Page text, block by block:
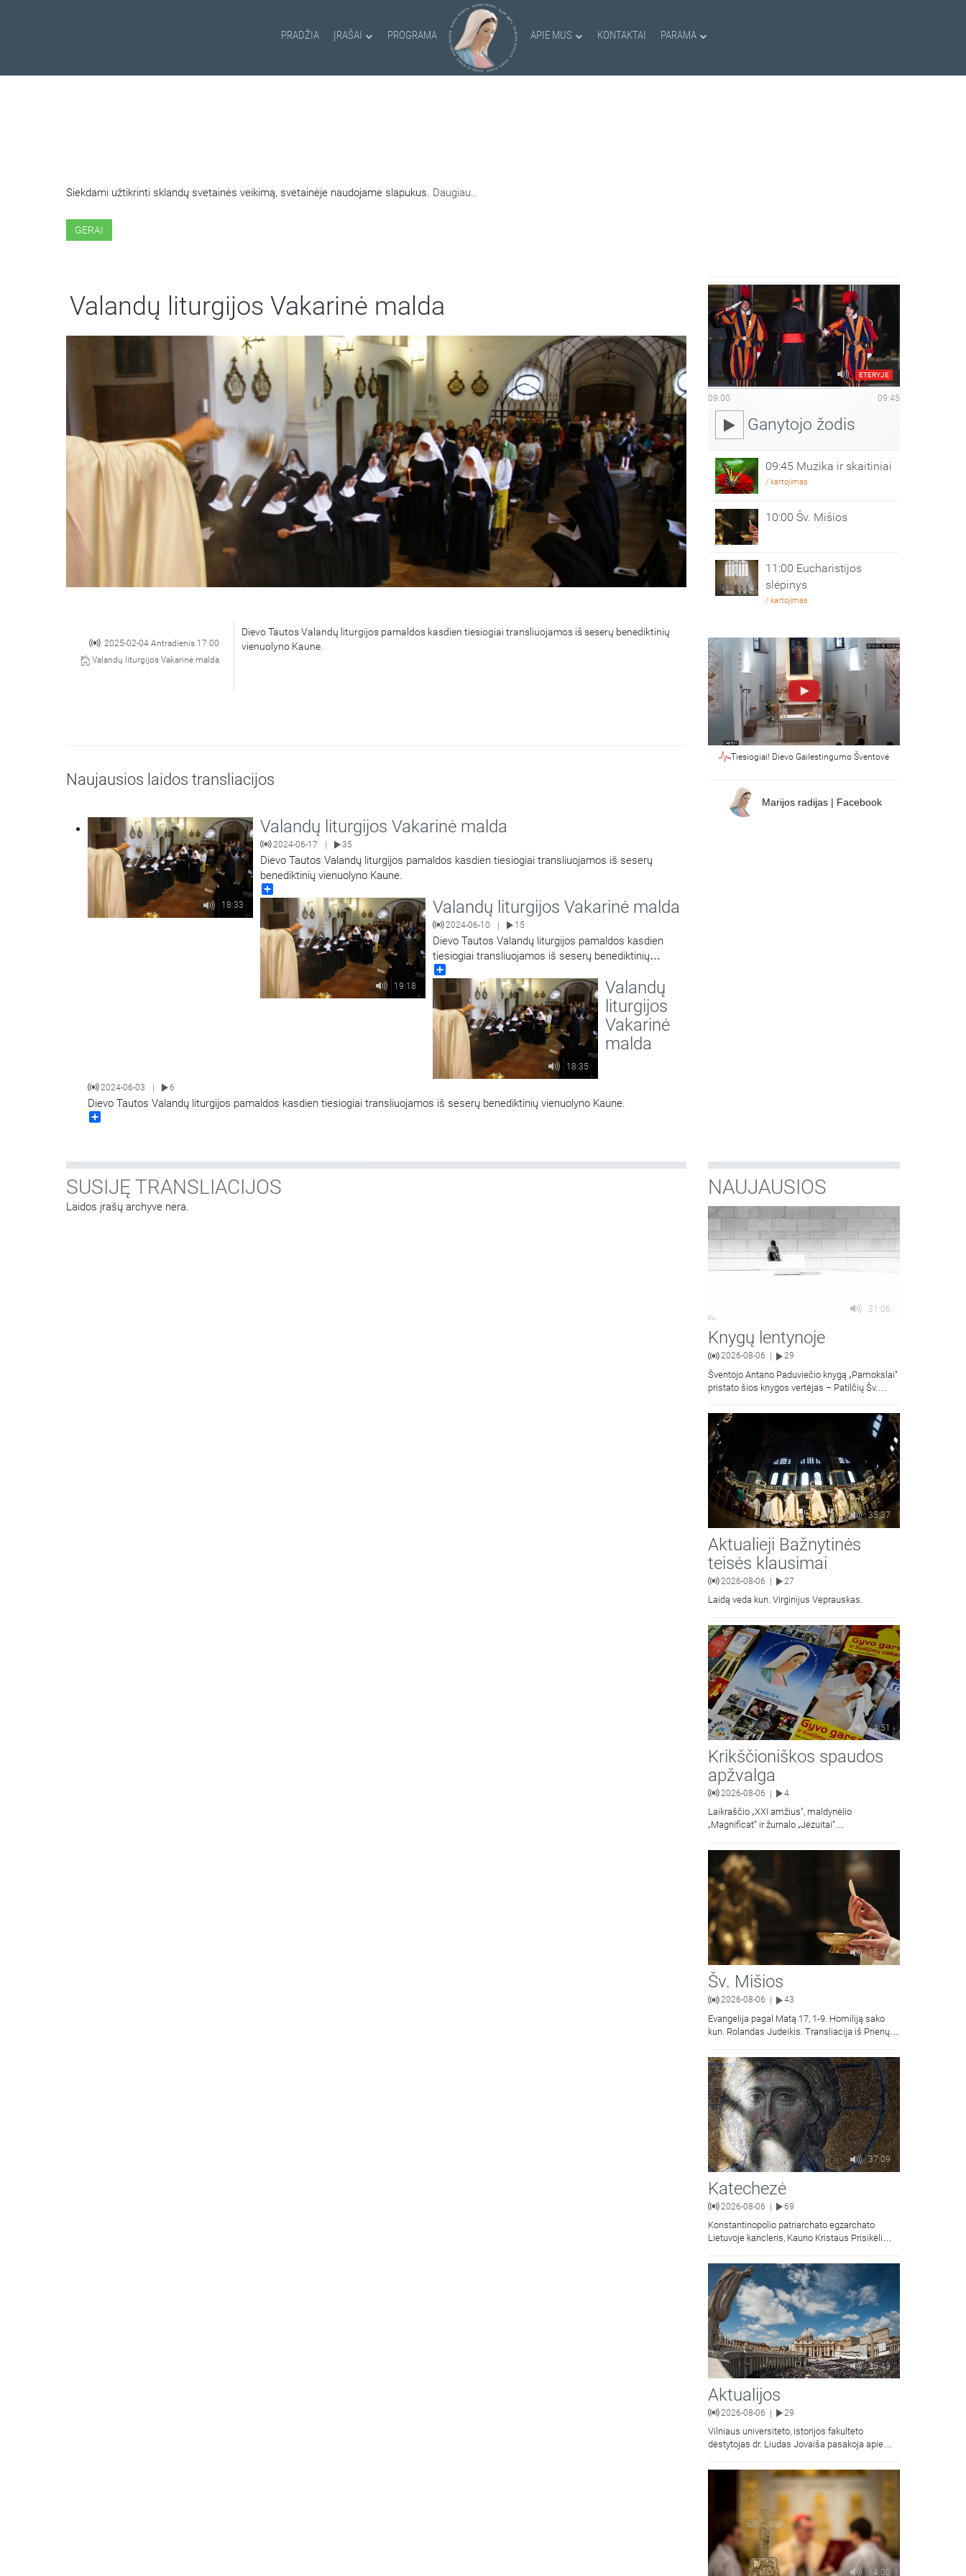
PRADŽIA ĮRAŠAI PROGRAMA APIE MUS KONTAKTAI PARAMA
Siekdami užtikrinti sklandų svetainės veikimą, svetainėje naudojame slapukus. Daugiau..
GERAI
Valandų liturgijos Vakarinė malda
2025-02-04 Antradienis 17:00
Valandų liturgijos Vakarinė malda
Dievo Tautos Valandų liturgijos pamaldos kasdien tiesiogiai transliuojamos iš seserų benediktinių
vienuolyno Kaune.
Naujausios laidos transliacijos
18:33
Valandų liturgijos Vakarinė malda
2024-06-17 35
Dievo Tautos Valandų liturgijos pamaldos kasdien tiesiogiai transliuojamos iš seserų
benediktinių vienuolyno Kaune.
19:18
Valandų liturgijos Vakarinė malda
2024-06-10 | 15
Dievo Tautos Valandų liturgijos pamaldos kasdien
tiesiogiai transliuojamos iš seserų benediktinių
vienuolyno Kaune.
18:35
Valandų
liturgijos
Vakarinė
malda
2024-06-03 | 6
Dievo Tautos Valandų liturgijos pamaldos kasdien tiesiogiai transliuojamos iš seserų benediktinių vienuolyno Kaune.
ETERYJE
09:00 09:45
Ganytojo žodis
09:45 Muzika ir skaitiniai
/ kartojimas
10:00 Šv. Mišios
11:00 Eucharistijos
slėpinys
/ kartojimas
Tiesiogiai! Dievo Gailestingumo Šventovė
Marijos radijas | Facebook
SUSIJĘ TRANSLIACIJOS
Laidos įrašų archyve nėra.
NAUJAUSIOS
31:06
Knygų lentynoje
2026-08-06 29
Šventojo Antano Paduviečio knygą „Pamokslai“
pristato šios knygos vertėjas – Patilčių Šv.
moralinės teologijos dr. Algirdas Petras
35:37
Aktualieji Bažnytinės
teisės klausimai
2026-08-06 27
Laidą veda kun. Virginijus Veprauskas.
4:51
Krikščioniškos spaudos
apžvalga
2026-08-06 | 4
Laikraščio „XXI amžius“, maldynėlio
„Magnificat“ ir žurnalo „Jėzuitai“
15:44
Šv. Mišios
2026-08-06 43
Evangelija pagal Matą 17, 1-9. Homiliją sako
kun. Rolandas Judeikis. Transliacija iš Prienų
37:09
Katechezė
2026-08-06 69
Konstantinopolio patriarchato egzarchato
Lietuvoje kancleris, Kauno Kristaus Prisikėlimo
kunigas Vitalijus Mockus pasakoja apie
Kristaus Atsimainymo šventę.
35:43
Aktualijos
2026-08-06 | 29
Vilniaus universiteto, istorijos fakulteto
dėstytojas dr. Liudas Jovaiša pasakoja apie
Jacevičius.
14:00